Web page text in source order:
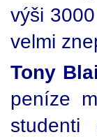
výši
velmi
Tony
peníze